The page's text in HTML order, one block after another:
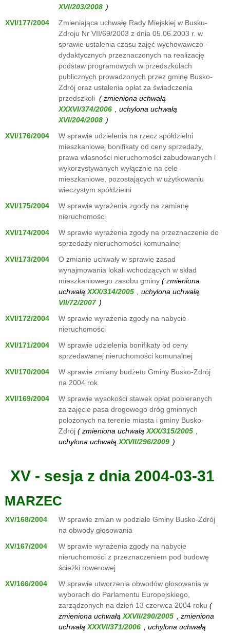
)
XVI/177/2004
Zmieniająca uchwałę Rady Miejskiej w Busku-
Zdroju Nr VII/69/2003 z dnia 05.06.2003 r. w
sprawie ustalenia czasu zajęć wychowawczo -
dydaktycznych przeznaczonych na realizację
podstaw programowych w przedszkolach
publicznych prowadzonych przez gminę Busko-
Zdrój oraz ustalenia opłat za świadczenia
przedszkoli ( zmieniona uchwałą
, uchylona uchwałą
)
XVI/176/2004
W sprawie udzielenia na rzecz spółdzielni
mieszkaniowej bonifikaty od ceny sprzedaży,
prawa własności nieruchomości zabudowanych i
wykorzystywanych wyłącznie na cele
mieszkaniowe, pozostających w użytkowaniu
wieczystym spółdzielni
XVI/175/2004
W sprawie wyrażenia zgody na zamianę
nieruchomości
XVI/174/2004
W sprawie wyrażenia zgody na przeznaczenie do
sprzedaży nieruchomości komunalnej
XVI/173/2004
O zmianie uchwały w sprawie zasad
wynajmowania lokali wchodzących w skład
mieszkaniowego zasobu gminy ( zmieniona
uchwałą
, uchylona uchwałą
)
XVI/172/2004
W sprawie wyrażenia zgody na nabycie
nieruchomości
XVI/171/2004
W sprawie udzielenia bonifikaty od ceny
sprzedawanej nieruchomości komunalnej
XVI/170/2004
W sprawie zmiany budżetu Gminy Busko-Zdrój
na 2004 rok
XVI/169/2004
W sprawie wysokości stawek opłat pobieranych
za zajęcie pasa drogowego dróg gminnych
położonych na terenie miasta i gminy Busko-
Zdrój ( zmieniona uchwałą
uchylona uchwałą
)
XV - sesja z dnia 2004-03-31
MARZEC
XV/168/2004
W sprawie zmian w podziale Gminy Busko-Zdrój
na obwody głosowania
XV/167/2004
W sprawie wyrażenia zgody na nabycie
nieruchomości z przeznaczeniem pod budowę
ścieżki rowerowej
XV/166/2004
W sprawie utworzenia obwodów głosowania w
wyborach do Parlamentu Europejskiego,
zarządzonych na dzień 13 czerwca 2004 roku (
zmieniona uchwałą
, zmieniona
uchwałą
, uchylona uchwałą